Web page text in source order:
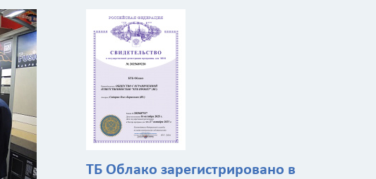
ТБ Облако зарегистрировано в